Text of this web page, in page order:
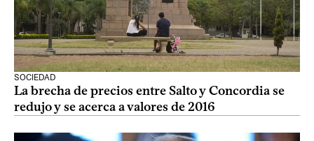
SOCIEDAD
La brecha de precios entre Salto y Concordia se
redujo y se acerca a valores de 2016